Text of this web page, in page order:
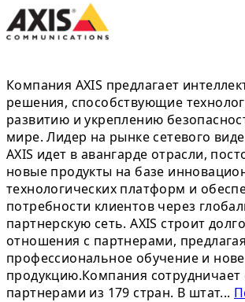
Компания AXIS предлагает
решения, способствующие
развитию и укреплению
мире. Лидер на рынке сетевого
AXIS идет в авангарде отрасли,
новые продукты на базе
технологических платформ и
потребности клиентов через
партнерскую сеть. AXIS строит
отношения с партнерами, предлагая
профессиональное обучение и
продукцию.Компания сотрудничает
партнерами из 179 стран. В штат...